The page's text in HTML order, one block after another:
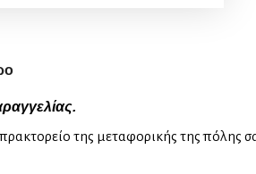
της μεταφορικής της πόλης